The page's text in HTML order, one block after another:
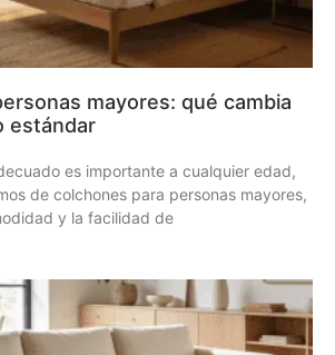
mayores: qué cambia
estándar
es importante a cualquier edad,
de colchones para personas mayores,
y la facilidad de